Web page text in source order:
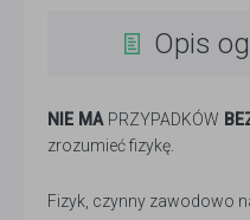
Opis
NIE MAPRZYPADKÓW
zrozumieć fizykę.
Fizyk, czynny zawodowo